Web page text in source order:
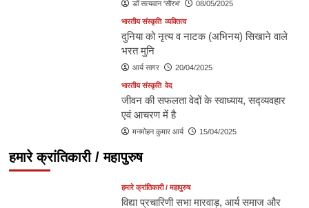
डॉ सत्यवान 'सौरभ' 08/05/2025
भारतीय संस्कृति व्यक्तित्व
दुनिया को नृत्य व नाटक (अभिनय) सिखाने वाले
भरत मुनि
आर्य सागर 20/04/2025
भारतीय संस्कृति वेद
जीवन की सफलता वेदों के स्वाध्याय, सद्व्यवहार
एवं आचरण में है
मनमोहन कुमार आर्य 15/04/2025
हमारे क्रांतिकारी / महापुरुष
हमारे क्रांतिकारी / महापुरुष
विद्या प्रचारिणी सभा मारवाड़, आर्य समाज और